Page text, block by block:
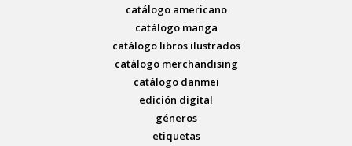
catálogo americano
catálogo manga
catálogo libros ilustrados
catálogo merchandising
catálogo danmei
edición digital
géneros
etiquetas